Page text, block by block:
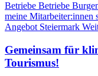
Betriebe Betriebe
meine Mitarbeiter:innen
Angebot Steiermark
Gemeinsam für
Tourismus!